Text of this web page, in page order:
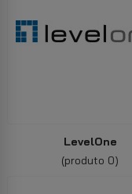
LevelOne
(produto 0)